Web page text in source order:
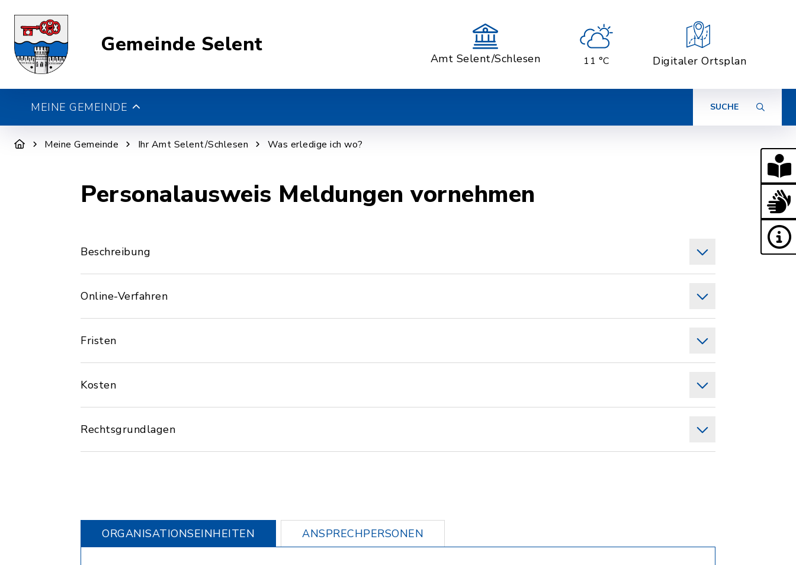
Gemeinde Selent
Amt Selent/Schlesen 11 °C Digitaler Ortsplan
MEINE GEMEINDE SUCHE
Meine Gemeinde Ihr Amt Selent/Schlesen Was erledige ich wo?
Personalausweis Meldungen vornehmen
Beschreibung
Online-Verfahren
Fristen
Kosten
Rechtsgrundlagen
ORGANISATIONS­EINHEITEN ANSPRECHPERSONEN